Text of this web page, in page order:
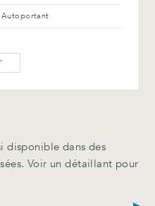
Autoportant
disponible dans des
Voir un détaillant pour